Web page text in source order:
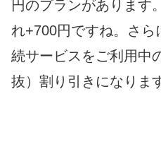
円のプランがあります
れ+700円ですね。さ
続サービスをご利用中
抜）割り引きになりま